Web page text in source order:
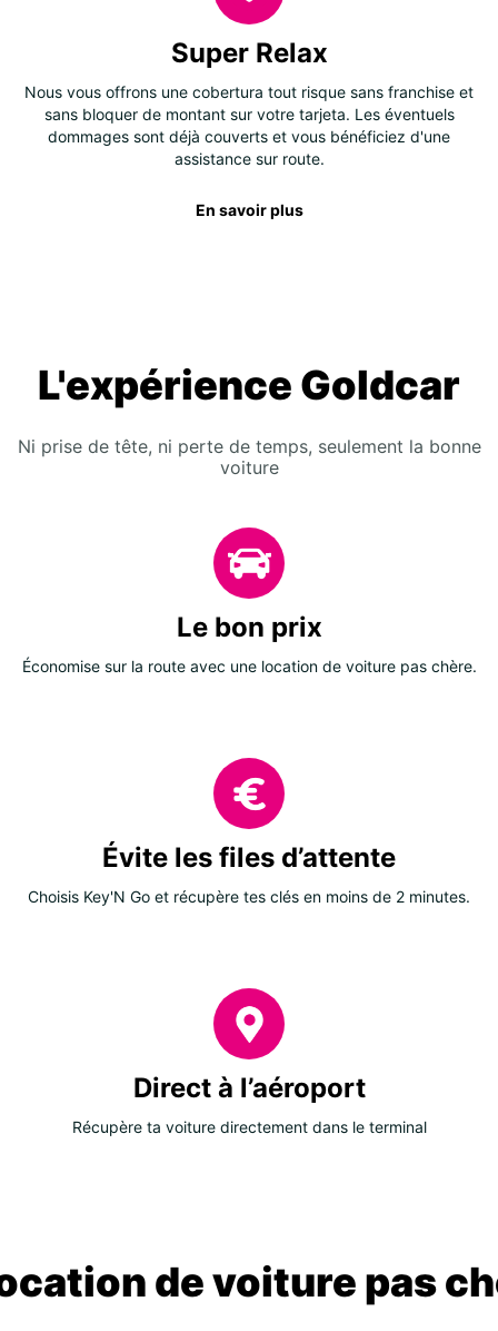
Super Relax
Nous vous offrons une cobertura tout risque sans franchise et
sans bloquer de montant sur votre tarjeta. Les éventuels
dommages sont déjà couverts et vous bénéficiez d'une
assistance sur route.
En savoir plus
L'expérience Goldcar
Ni prise de tête, ni perte de temps, seulement la bonne
voiture
Le bon prix
Économise sur la route avec une location de voiture pas chère.
Évite les files d’attente
Choisis Key'N Go et récupère tes clés en moins de 2 minutes.
Direct à l’aéroport
Récupère ta voiture directement dans le terminal
de voiture pas